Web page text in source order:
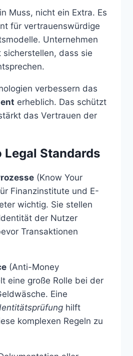
Muss, nicht ein Extra. Es
für vertrauenswürdige
Unternehmen
dass sie
verbessern das
erheblich. Das schützt
das Vertrauen der
Standards
(Know Your
Finanzinstitute und E-
wichtig. Sie stellen
der Nutzer
Transaktionen
(Anti-Money
eine große Rolle bei der
Eine
hilft
komplexen Regeln zu